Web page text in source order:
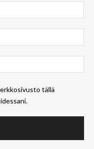
tällä